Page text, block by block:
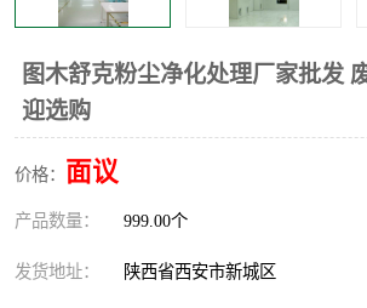
图木舒克粉尘净化处理厂家批发
迎选购
价格： 面议
产品数量： 999.00个
发货地址： 陕西省西安市新城区